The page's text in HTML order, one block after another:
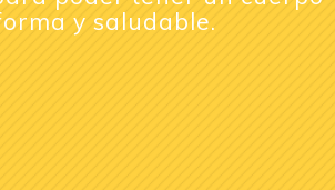
y saludable.